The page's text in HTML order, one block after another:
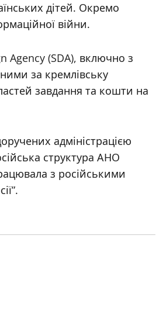
дітей. Окремо
війни.
Agency (SDA), включно з
за кремлівську
завдання та кошти на
адміністрацією
структура АНО
з російськими